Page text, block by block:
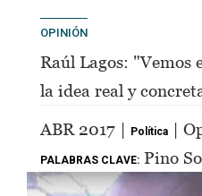
OPINIÓN
Raúl Lagos: "Vemos
la idea real y
ABR 2017 | Política |
PALABRAS CLAVE: Pino